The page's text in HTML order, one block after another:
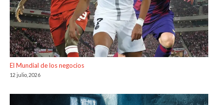
El Mundial de los negocios
12 julio, 2026